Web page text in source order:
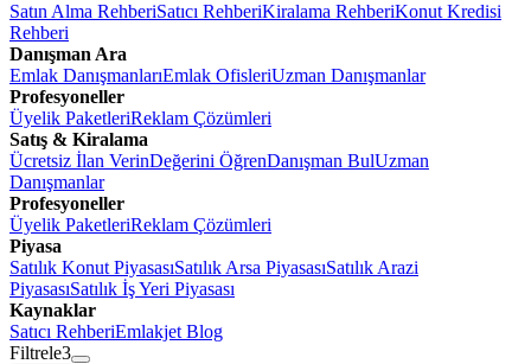
Satın Alma RehberiSatıcı RehberiKiralama RehberiKonut Kredisi
Rehberi
Danışman Ara
Emlak DanışmanlarıEmlak OfisleriUzman Danışmanlar
Profesyoneller
Üyelik PaketleriReklam Çözümleri
Satış & Kiralama
Ücretsiz İlan VerinDeğerini ÖğrenDanışman BulUzman
Danışmanlar
Profesyoneller
Üyelik PaketleriReklam Çözümleri
Piyasa
Satılık Konut PiyasasıSatılık Arsa PiyasasıSatılık Arazi
PiyasasıSatılık İş Yeri Piyasası
Kaynaklar
Satıcı RehberiEmlakjet Blog
Filtrele3